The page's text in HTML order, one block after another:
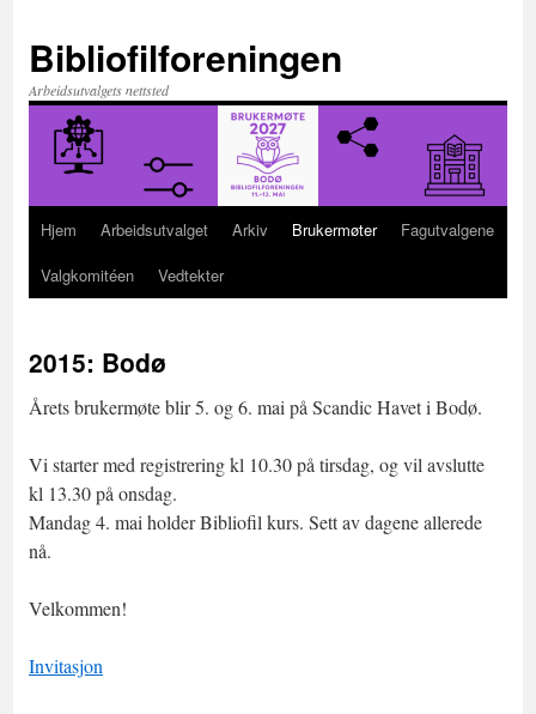
innhold
Bibliofilforeningen
Arbeidsutvalgets nettsted
Hjem Arbeidsutvalget Arkiv Brukermøter
Fagutvalgene
Valgkomitéen
Vedtekter
2015: Bodø
Årets brukermøte blir 5. og 6. mai på Scandic Havet i Bodø.
Vi starter med registrering kl 10.30 på tirsdag, og vil avslutte
kl 13.30 på onsdag.
Mandag 4. mai holder Bibliofil kurs. Sett av dagene allerede
nå.
Velkommen!
Invitasjon